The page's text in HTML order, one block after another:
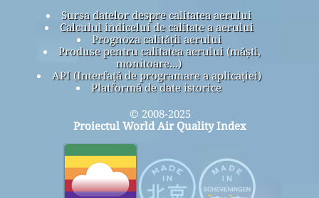
Sursa datelor despre calitatea aerului
Calculul indicelui de calitate a aerului
Prognoza calității aerului
Produse pentru calitatea aerului (măști,
monitoare...)
API (Interfață de programare a aplicației)
Platformă de date istorice
© 2008-2025
Proiectul World Air Quality Index